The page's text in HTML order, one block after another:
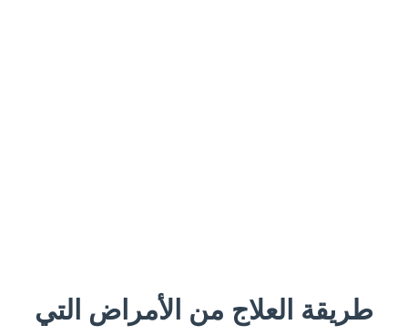
طريقة العلاج من الأمراض التي